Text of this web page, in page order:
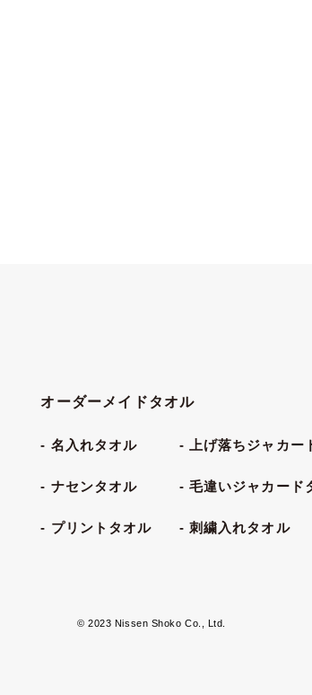
オーダーメイドタオル
名入れタオル
ナセンタオル
プリントタオル
上げ落ちジャカー
毛違いジャカード
刺繍入れタオル
© 2023 Nissen Shoko Co., Ltd.